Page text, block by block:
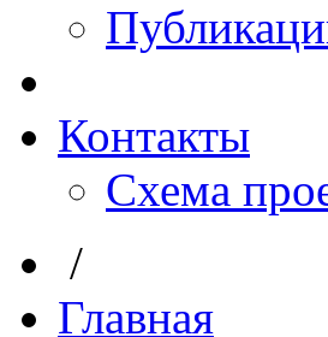
Контакты
Схема
/
Главная